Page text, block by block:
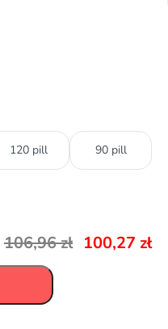
120 pill 90 pill
106,96zł 100,27 zł